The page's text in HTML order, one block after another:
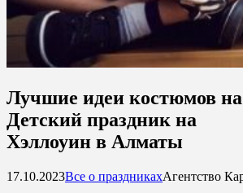
Лучшие идеи костюмов
Детский праздник на
Хэллоуин в Алматы
17.10.2023Все о праздникахАгентство